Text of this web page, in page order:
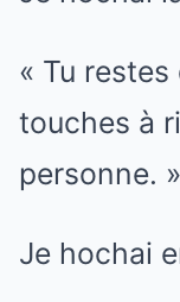
« Tu
touches à
personne. »
Je hochai